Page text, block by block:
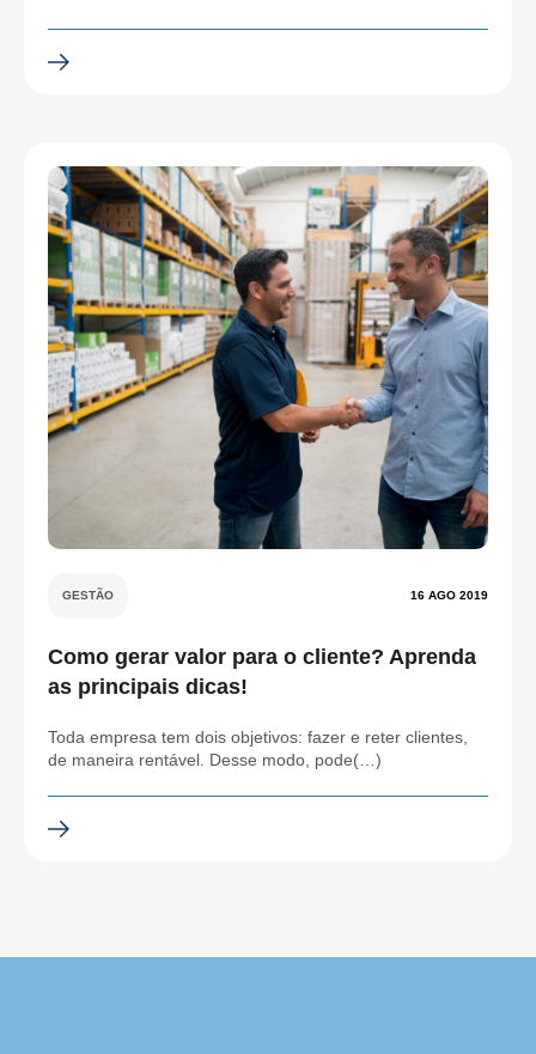
GESTÃO 16 AGO 2019
Como gerar valor para o cliente? Aprenda
as principais dicas!
Toda empresa tem dois objetivos: fazer e reter clientes,
de maneira rentável. Desse modo, pode(…)